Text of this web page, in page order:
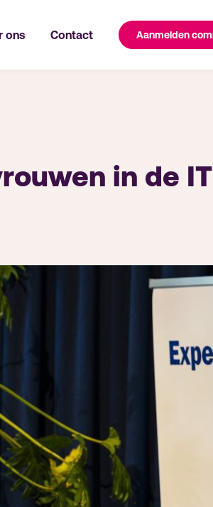
ons Contact Aanmelden
in de IT